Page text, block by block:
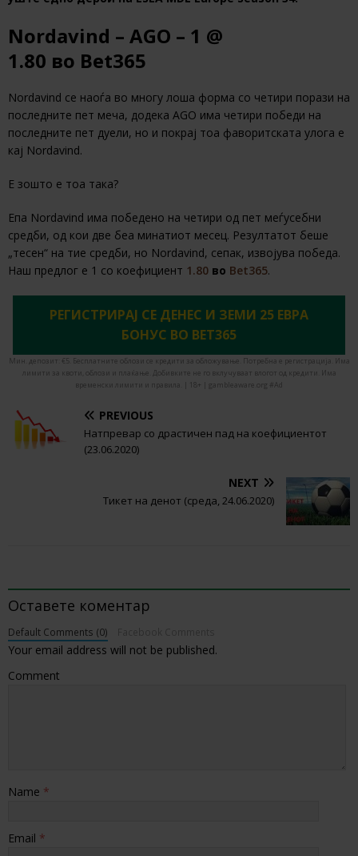
Nordavind – AGO – 1 @
1.80 во Bet365
Nordavind се наоѓа во многу лоша форма со четири порази на
последните пет меча, додека AGO има четири победи на
последните пет дуели, но и покрај тоа фаворитската улога е
кај Nordavind.
Е зошто е тоа така?
Епа Nordavind има победено на четири од пет меѓусебни
средби, од кои две беа минатиот месец. Резултатот беше
„тесен“ на тие средби, но Nordavind, сепак, извојува победа.
Наш предлог е 1 со коефициент 1.80 во Bet365.
РЕГИСТРИРАЈ СЕ ДЕНЕС И ЗЕМИ 25 ЕВРА
БОНУС ВО BET365
Мин. депозит: €5. Бесплатните облози се кредити за обложување. Потребна е регистрација. Има
лимити за квоти, облози и плаќање. Добивките не го вклучуваат влогот од кредити. Има
временски лимити и правила. | 18+ | gambleaware.org #Ad
PREVIOUS
Натпревар со драстичен пад на коефициентот
(23.06.2020)
NEXT
Тикет на денот (среда, 24.06.2020)
Оставете коментар
Default Comments (0)
Your email address will not be published.
Comment
Name *
Email *